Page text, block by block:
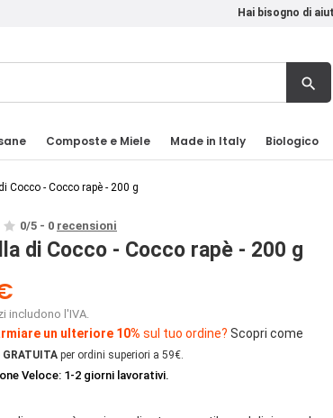
Hai bisogno di
search
Composte e Miele Made in Italy Biologico
Cocco - Cocco rapè - 200 g
0/5 - 0 recensioni
di Cocco - Cocco rapè - 200 g
includono l'IVA.
un ulteriore 10% sul tuo ordine? Scopri come
per ordini superiori a 59€.
Veloce: 1-2 giorni lavorativi.